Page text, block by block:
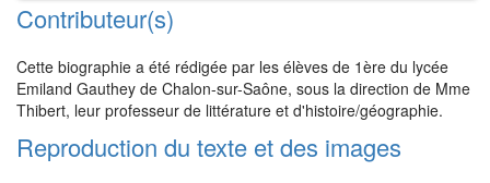
Contributeur(s)
Cette biographie a été rédigée par les élèves de 1ère du lycée
Emiland Gauthey de Chalon-sur-Saône, sous la direction de Mme
Thibert, leur professeur de littérature et d'histoire/géographie.
Reproduction du texte et des images